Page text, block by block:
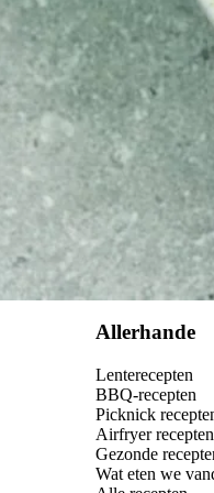
Allerhande
Lenterecepten
BBQ-recepten
Picknick
Airfryer recepten
Gezonde
Wat eten we